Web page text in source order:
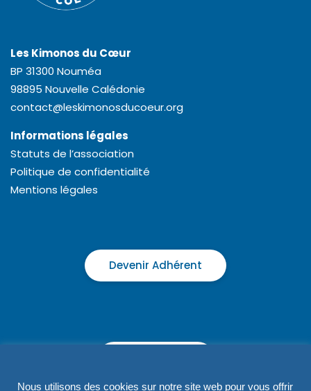
Les Kimonos du Cœur
BP 31300 Nouméa
98895 Nouvelle Calédonie
contact@leskimonosducoeur.org
Informations légales
Statuts de l’association
Politique de confidentialité
Mentions légales
Devenir Adhérent
Nous utilisons des cookies sur notre site web pour vous offrir